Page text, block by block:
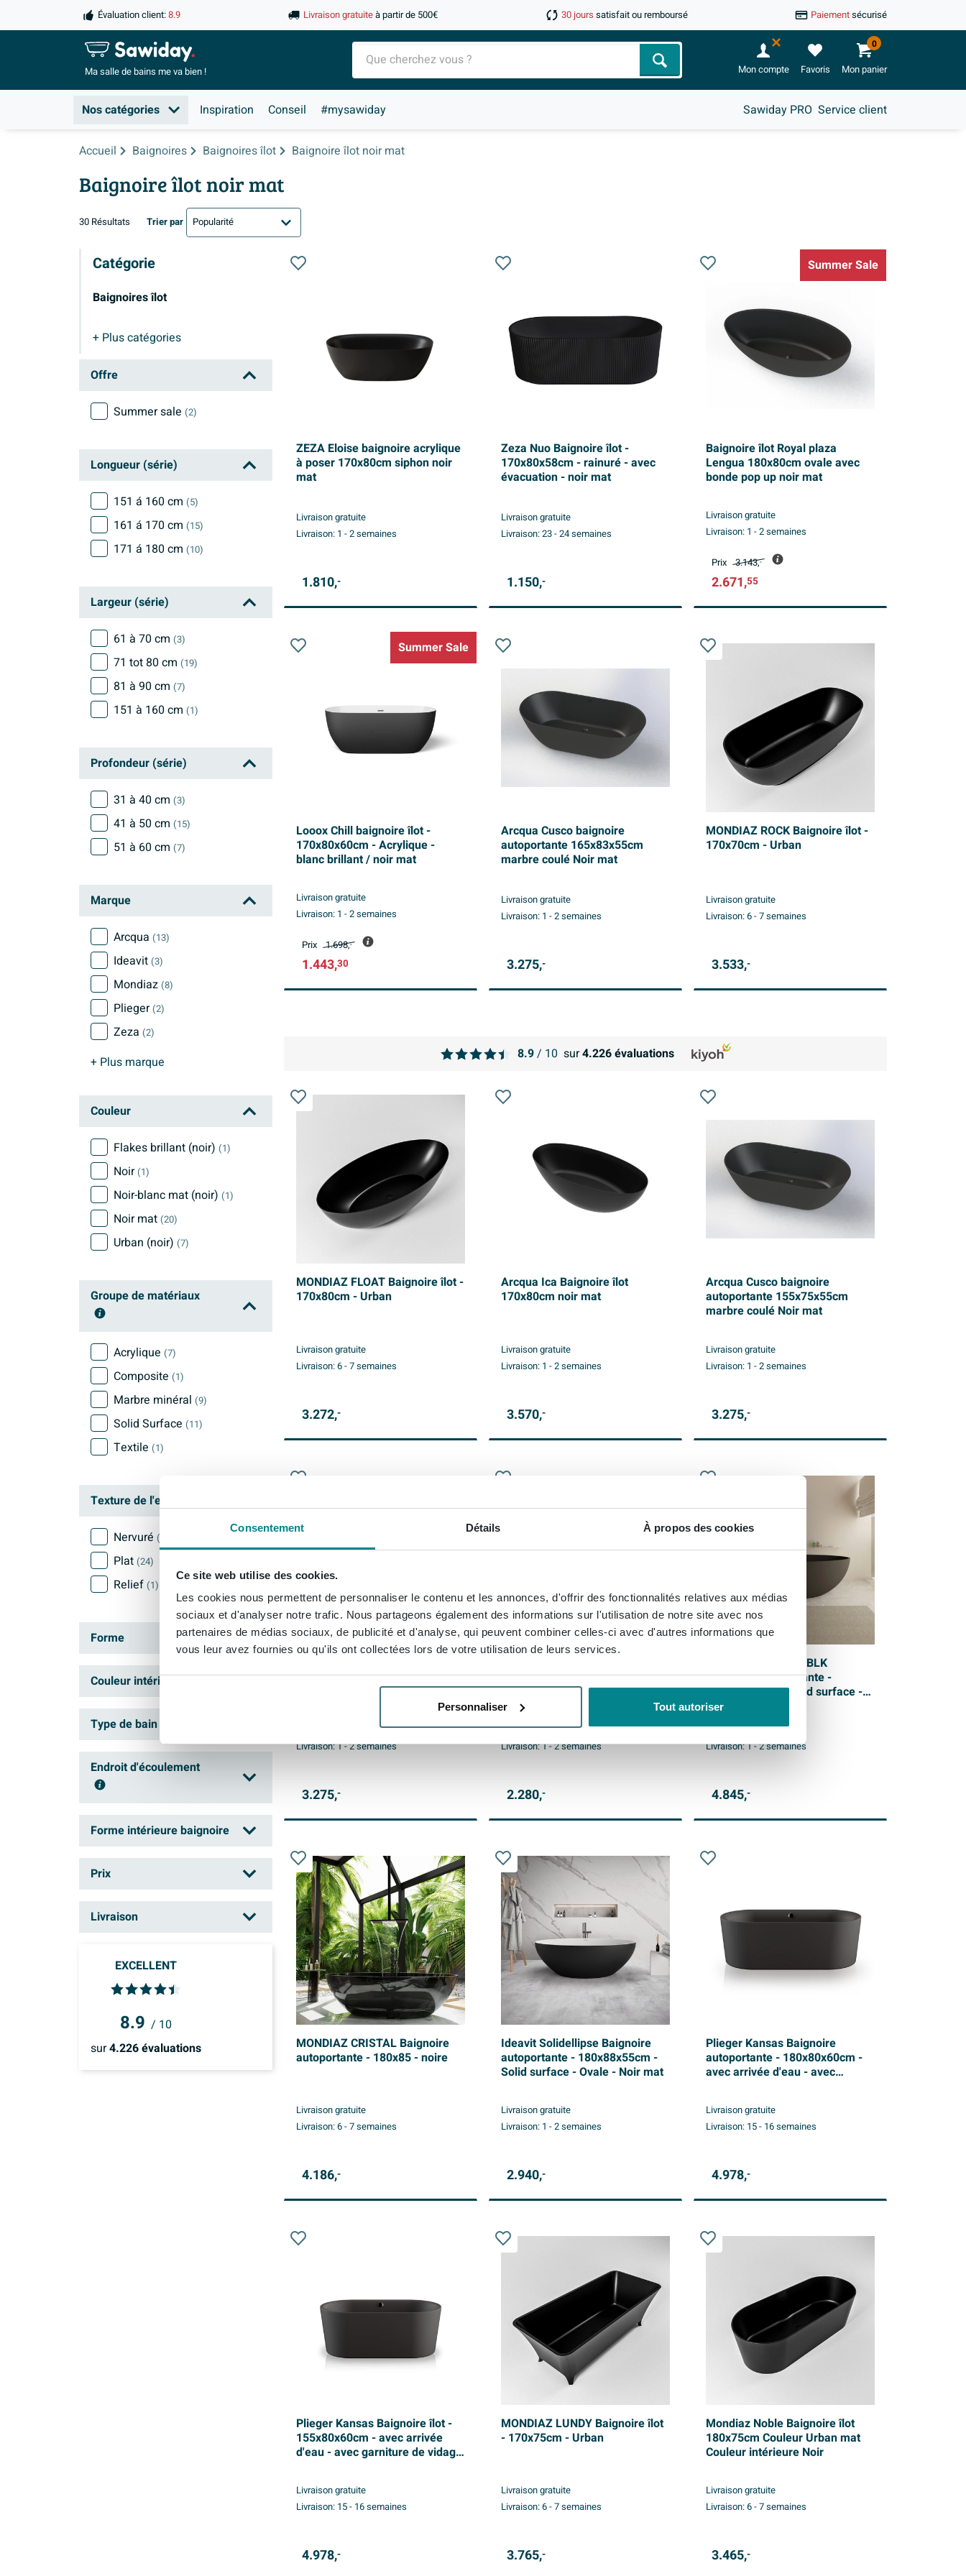
Consentement Détails À propos des cookies
Ce site web utilise des cookies.
Les cookies nous permettent de personnaliser le contenu et les annonces, d'offrir des fonctionnalités relatives aux médias
sociaux et d'analyser notre trafic. Nous partageons également des informations sur l'utilisation de notre site avec nos
partenaires de médias sociaux, de publicité et d'analyse, qui peuvent combiner celles-ci avec d'autres informations que
vous leur avez fournies ou qu'ils ont collectées lors de votre utilisation de leurs services.
Personnaliser Tout autoriser
Évaluation client:8.9 Livraison gratuiteà partir de 500€ 30 jours satisfait ou remboursé Paiementsécurisé
Ma salle debains me va bien ! Chercher Mon compte Favoris Mon panier
0
Nos catégories Inspiration Conseil #mysawiday Sawiday PRO Service client
Accueil Baignoires Baignoires îlot Baignoire îlot noir mat
Baignoire îlot noir mat
30 Résultats Trier par
Catégorie
Baignoires îlot
+ Pluscatégories
Baignoire îlot noir mat
Offre
Summer sale (2)
Longueur (série)
151 á 160 cm (5)
161 á 170 cm (15)
171 á 180 cm (10)
Largeur (série)
61 à 70 cm (3)
71 tot 80 cm (19)
81 à 90 cm (7)
151 à 160 cm (1)
Profondeur (série)
31 à 40 cm (3)
41 à 50 cm (15)
51 à 60 cm (7)
Marque
Arcqua (13)
Ideavit (3)
Mondiaz (8)
Plieger(2)
Zeza (2)
+ Plus marque
Couleur
Flakes brillant (noir) (1)
Noir(1)
Noir-blanc mat (noir) (1)
Noir mat (20)
Urban (noir) (7)
Groupe de matériaux
Acrylique (7)
Composite (1)
Marbre minéral (9)
Solid Surface (11)
Textile (1)
Texture de l'extérieur
Nervuré (1)
Plat (24)
Relief (1)
Forme
Ovale(27)
Rectangulaire
Rond(1)
Couleur intérieure baignoire
Blanc(4)
Noir(23)
Type de bain
Demi-îlot(4)
Endroit d'écoulement
Centre(23)
Extrémité(1)
Forme intérieure baignoire
Rectangulaire(1)
Ronde
Prix
à
Livraison
EXCELLENT
8.9 / 10
sur4.226évaluations
ZEZA Eloise baignoire acrylique
à poser 170x80cm siphon noir
mat
Livraison gratuite
Livraison: 1 - 2 semaines
1.810,-
Zeza Nuo Baignoire îlot -
170x80x58cm - rainuré - avec
évacuation - noir mat
Livraison gratuite
Livraison:23 - 24 semaines
1.150,-
Summer Sale
Baignoire îlot Royal plaza
Lengua 180x80cm ovale avec
bonde pop up noir mat
Livraison gratuite
Livraison: 1 - 2 semaines
Prix 3.143,-
2.671,55
Summer Sale
Looox Chill baignoire îlot -
170x80x60cm - Acrylique -
blanc brillant / noir mat
Livraison gratuite
Livraison: 1 - 2 semaines
Prix 1.698,-
1.443,30
Arcqua Cusco baignoire
autoportante 165x83x55cm
marbre coulé Noir mat
Livraison gratuite
Livraison: 1 - 2 semaines
3.275,-
MONDIAZ ROCK Baignoire îlot -
170x70cm - Urban
Livraison gratuite
Livraison:6 - 7 semaines
3.533,-
MONDIAZ FLOAT Baignoire îlot -
170x80cm - Urban
Livraison gratuite
Livraison:6 - 7 semaines
3.272,-
Arcqua Ica Baignoire îlot
170x80cm noir mat
Livraison gratuite
Livraison: 1 - 2 semaines
3.570,-
Arcqua Cusco baignoire
autoportante 155x75x55cm
marbre coulé Noir mat
Livraison gratuite
Livraison: 1 - 2 semaines
3.275,-
autoportante 170x86x54cm
marbre coulé noir mat
Livraison:1 - 2 semaines
3.275,-
170x75x60cm - Rock Texture -
avec trop-plein - bonde clic clac
- pieds réglables - noir
Livraison gratuite
Livraison:1 - 2 semaines
2.280,-
Ideavit SolidEllipse BLK
baignoire autoportante -
180x88x55cm - solid surface -
trop-plein - avec bonde clic-clac
Livraison gratuite
Livraison:1 - 2 semaines
4.845,-
MONDIAZ CRISTAL Baignoire
autoportante - 180x85 - noire
Livraison gratuite
Livraison:6 - 7 semaines
4.186,-
Ideavit Solidellipse Baignoire
autoportante - 180x88x55cm -
Solid surface - Ovale - Noir mat
Livraison gratuite
Livraison: 1 - 2 semaines
2.940,-
Plieger Kansas Baignoire
autoportante - 180x80x60cm -
avec arrivée d'eau - avec
noir mat
Livraison gratuite
Livraison: 15 - 16 semaines
4.978,-
Plieger Kansas Baignoire îlot -
155x80x60cm - avec arrivée
d'eau - avec garniture de vidage
Livraison gratuite
Livraison: 15 - 16 semaines
4.978,-
MONDIAZ LUNDY Baignoire îlot
- 170x75cm - Urban
Livraison gratuite
Livraison:6 - 7 semaines
3.765,-
Mondiaz Noble Baignoire îlot
180x75cm Couleur Urban mat
Couleur intérieure Noir
Livraison gratuite
Livraison:6 - 7 semaines
3.465,-
8.9/ 10 sur4.226évaluations